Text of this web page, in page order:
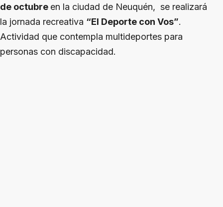
de octubre en la ciudad de Neuquén, se realizará
la jornada recreativa “El Deporte con Vos”.
Actividad que contempla multideportes para
personas con discapacidad.